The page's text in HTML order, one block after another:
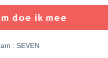
doe ik mee
: SEVEN